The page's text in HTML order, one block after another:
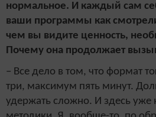
нормальное. И каждый сам
ваши программы как
чем вы видите ценность,
Почему она продолжает
– Все дело в том, что формат
три, максимум пять минут.
удержать сложно. И здесь уже